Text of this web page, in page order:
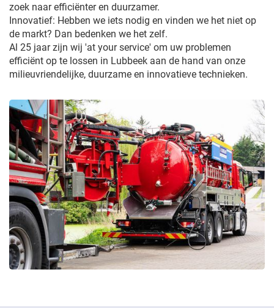
zoek naar efficiënter en duurzamer.
Innovatief: Hebben we iets nodig en vinden we het niet op
de markt? Dan bedenken we het zelf.
Al 25 jaar zijn wij 'at your service' om uw problemen
efficiënt op te lossen in Lubbeek aan de hand van onze
milieuvriendelijke, duurzame en innovatieve technieken.